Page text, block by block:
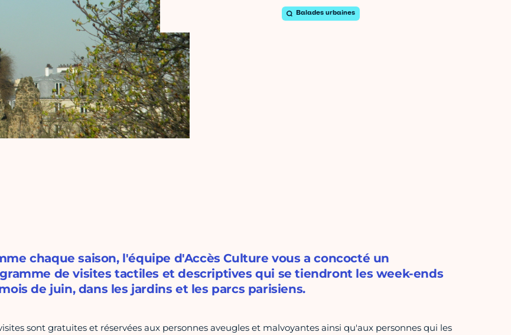
Balades urbaines
chaque saison, l'équipe d'Accès Culture vous a concocté un
de visites tactiles et descriptives qui se tiendront les week-ends
de juin, dans les jardins et les parcs parisiens.
sont gratuites et réservées aux personnes aveugles et malvoyantes ainsi qu'aux personnes qui les